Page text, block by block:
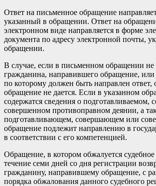
Ответ на письменное обращение
указанный в обращении. Ответ на
электронном виде направляется в форме
документа по адресу электронной почты,
обращении.
В случае, если в письменном обращении
гражданина, направившего обращение, или
по которому должен быть направлен ответ,
обращение не дается. Если в указанном
содержатся сведения о подготавливаемом,
совершенном противоправном деянии, а
подготавливающем, совершающем или
обращение подлежит направлению в
в соответствии с его компетенцией.
Обращение, в котором обжалуется
течение семи дней со дня регистрации
гражданину, направившему обращение, с
порядка обжалования данного судебного